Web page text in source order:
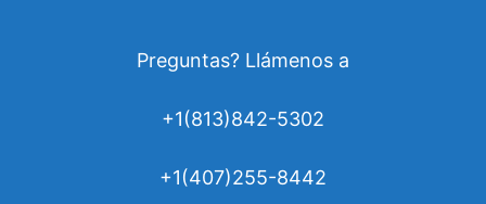
Preguntas? Llámenos a
+1(813)842-5302
+1(407)255-8442